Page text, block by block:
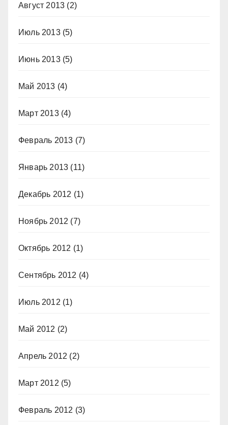
Август 2013 (2)
Июль 2013(5)
Июнь 2013(5)
Май 2013 (4)
Март 2013(4)
Февраль 2013 (7)
Январь 2013 (11)
Декабрь 2012 (1)
Ноябрь 2012 (7)
Октябрь 2012 (1)
Сентябрь 2012 (4)
Июль 2012 (1)
Май 2012 (2)
Апрель 2012 (2)
Март 2012 (5)
Февраль 2012 (3)